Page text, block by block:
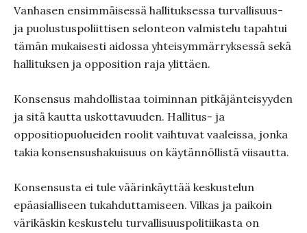
Vanhasen ensimmäisessä hallituksessa turvallisuus-
ja puolustuspoliittisen selonteon valmistelu tapahtui
tämän mukaisesti aidossa yhteisymmärryksessä sekä
hallituksen ja opposition raja ylittäen.
Konsensus mahdollistaa toiminnan pitkäjänteisyyden
ja sitä kautta uskottavuuden. Hallitus- ja
oppositiopuolueiden roolit vaihtuvat vaaleissa, jonka
takia konsensushakuisuus on käytännöllistä viisautta.
Konsensusta ei tule väärinkäyttää keskustelun
epäasialliseen tukahduttamiseen. Vilkas ja paikoin
värikäskin keskustelu turvallisuuspolitiikasta on